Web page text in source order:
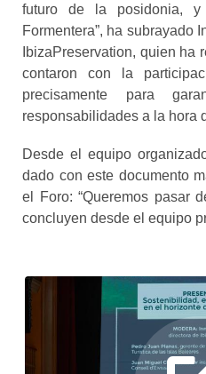
futuro de la posidonia,
Formentera”, ha subrayado
IbizaPreservation, quien ha
contaron con la
precisamente para
responsabilidades a la hora
Desde el equipo
dado con este documento
el Foro: “Queremos pasar
concluyen desde el equipo